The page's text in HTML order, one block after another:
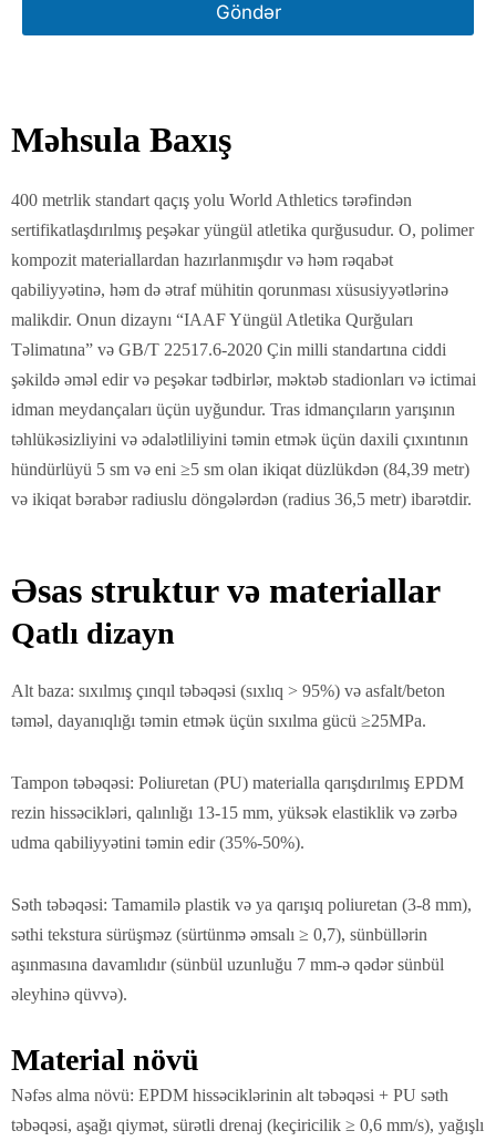
Göndər
Məhsula Baxış
400 metrlik standart qaçış yolu World Athletics tərəfindən
sertifikatlaşdırılmış peşəkar yüngül atletika qurğusudur. O, polimer
kompozit materiallardan hazırlanmışdır və həm rəqabət
qabiliyyətinə, həm də ətraf mühitin qorunması xüsusiyyətlərinə
malikdir. Onun dizaynı “IAAF Yüngül Atletika Qurğuları
Təlimatına” və GB/T 22517.6-2020 Çin milli standartına ciddi
şəkildə əməl edir və peşəkar tədbirlər, məktəb stadionları və ictimai
idman meydançaları üçün uyğundur. Tras idmançıların yarışının
təhlükəsizliyini və ədalətliliyini təmin etmək üçün daxili çıxıntının
hündürlüyü 5 sm və eni ≥5 sm olan ikiqat düzlükdən (84,39 metr)
və ikiqat bərabər radiuslu döngələrdən (radius 36,5 metr) ibarətdir.
Əsas struktur və materiallar
Qatlı dizayn
Alt baza: sıxılmış çınqıl təbəqəsi (sıxlıq > 95%) və asfalt/beton
təməl, dayanıqlığı təmin etmək üçün sıxılma gücü ≥25MPa.
Tampon təbəqəsi: Poliuretan (PU) materialla qarışdırılmış EPDM
rezin hissəcikləri, qalınlığı 13-15 mm, yüksək elastiklik və zərbə
udma qabiliyyətini təmin edir (35%-50%).
Səth təbəqəsi: Tamamilə plastik və ya qarışıq poliuretan (3-8 mm),
səthi tekstura sürüşməz (sürtünmə əmsalı ≥ 0,7), sünbüllərin
aşınmasına davamlıdır (sünbül uzunluğu 7 mm-ə qədər sünbül
əleyhinə qüvvə).
Material növü
Nəfəs alma növü: EPDM hissəciklərinin alt təbəqəsi + PU səth
təbəqəsi, aşağı qiymət, sürətli drenaj (keçiricilik ≥ 0,6 mm/s), yağışlı